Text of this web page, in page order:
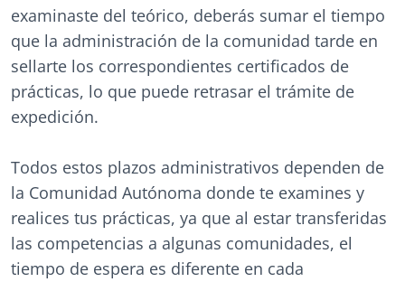
examinaste del teórico, deberás sumar el tiempo
que la administración de la comunidad tarde en
sellarte los correspondientes certificados de
prácticas, lo que puede retrasar el trámite de
expedición.
Todos estos plazos administrativos dependen de
la Comunidad Autónoma donde te examines y
realices tus prácticas, ya que al estar transferidas
las competencias a algunas comunidades, el
tiempo de espera es diferente en cada